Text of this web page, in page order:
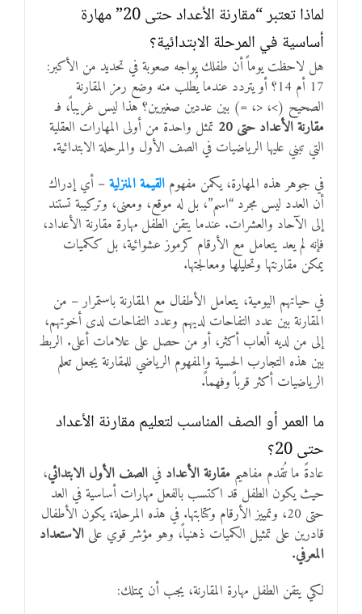
لماذا تعتبر “مقارنة الأعداد حتى 20” مهارة
أساسية في المرحلة الابتدائية؟
هل لاحظت يوماً أن طفلك يواجه صعوبة في تحديد من الأكبر:
17 أم 14؟ أو يتردد عندما يُطلب منه وضع رمز المقارنة
الصحيح (>، <، =) بين عددين صغيرين؟ هذا ليس غريباً، فـ
مقارنة الأعداد حتى 20
تمثل واحدة من أولى المهارات العقلية
التي تبني عليها الرياضيات في الصف الأول والمرحلة الابتدائية.
في جوهر هذه المهارة، يكمن مفهوم القيمة المنزلية– أي إدراك
أن العدد ليس مجرد “اسم”، بل له موقع، ومعنى، وتركيبة تستند
إلى الآحاد والعشرات. عندما يتقن الطفل مهارة مقارنة الأعداد،
فإنه لم يعد يتعامل مع الأرقام كرموز عشوائية، بل ككميات
يمكن مقارنتها وتحليلها ومعالجتها.
في حياتهم اليومية، يتعامل الأطفال مع المقارنة باستمرار – من
المقارنة بين عدد التفاحات لديهم وعدد التفاحات لدى أخوتهم،
إلى من لديه ألعاب أكثر، أو من حصل على علامات أعلى. الربط
بين هذه التجارب الحسية والمفهوم الرياضي للمقارنة يجعل تعلم
الرياضيات أكثر قرباً وفهماً.
ما العمر أو الصف المناسب لتعليم مقارنة الأعداد
حتى 20؟
عادةً ما تُقدم مفاهيم مقارنة الأعداد في الصف الأول الابتدائي،
حيث يكون الطفل قد اكتسب بالفعل مهارات أساسية في العد
حتى 20، وتمييز الأرقام وكتابتها. في هذه المرحلة، يكون الأطفال
قادرين على تمثيل الكميات ذهنياً، وهو مؤشر قوي على الاستعداد
المعرفي.
لكي يتقن الطفل مهارة المقارنة، يجب أن يمتلك: